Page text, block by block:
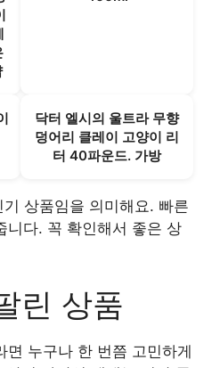
닥터 엘시의 울트라 무향
덩어리 클레이 고양이 리
터 40파운드. 가방
기 상품임을 의미해요. 빠른
니다. 꼭 확인해서 좋은 상
린 상품
면 누구나 한 번쯤 고민하게